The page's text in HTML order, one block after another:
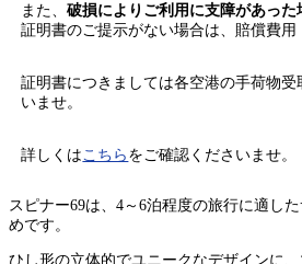
また、破損によりご利用に支障があっ
証明書のご提示がない場合は、賠償費用
証明書につきましては各空港の手荷物
いませ。
詳しくは こちら をご確認くださいませ。
スピナー69は、4～6泊程度の旅行に適し
めです。
ひし形の立体的でユニークなデザインに